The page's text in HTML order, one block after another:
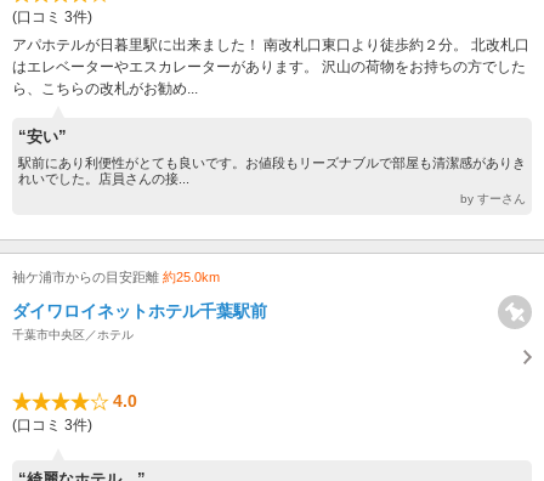
(口コミ 3件)
アパホテルが日暮里駅に出来ました！ 南改札口東口より徒歩約２分。 北改札口
はエレベーターやエスカレーターがあります。 沢山の荷物をお持ちの方でした
ら、こちらの改札がお勧め...
“安い”
駅前にあり利便性がとても良いです。お値段もリーズナブルで部屋も清潔感がありき
れいでした。店員さんの接...
by すーさん
袖ケ浦市からの目安距離 約25.0km
ダイワロイネットホテル千葉駅前
千葉市中央区／ホテル
4.0
(口コミ 3件)